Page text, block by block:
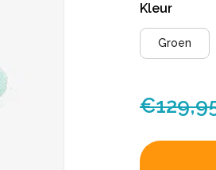
Kleur
Groen
€